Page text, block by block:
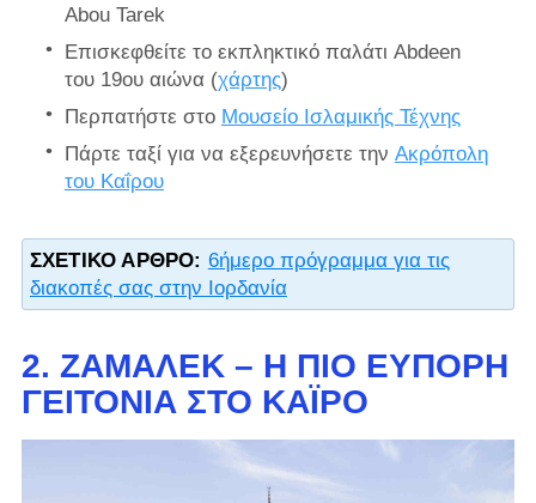
Abou Tarek
Επισκεφθείτε το εκπληκτικό παλάτι Abdeen
του 19ου αιώνα (χάρτης)
Περπατήστε στο Μουσείο Ισλαμικής Τέχνης
Πάρτε ταξί για να εξερευνήσετε την Ακρόπολη
του Καΐρου
ΣΧΕΤΙΚΌ ΆΡΘΡΟ: 6ήμερο πρόγραμμα για τις
διακοπές σας στην Ιορδανία
2. ΖΑΜΑΛΈΚ – Η ΠΙΟ ΕΎΠΟΡΗ
ΓΕΙΤΟΝΙΆ ΣΤΟ ΚΆΙΡΟ